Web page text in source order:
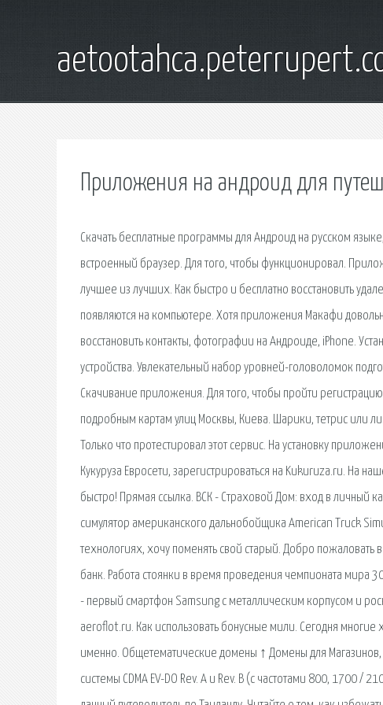
Приложения на андроид для
Скачать бесплатные программы для Андроид на русском
встроенный браузер. Для того, чтобы функционировал.
лучшее из лучших. Как быстро и бесплатно восстановить
появляются на компьютере. Хотя приложения Макафи
восстановить контакты, фотографии на Андроиде, iPhone.
устройства. Увлекательный набор уровней-головоломок
Скачивание приложения. Для того, чтобы пройти
подробным картам улиц Москвы, Киева. Шарики, тетрис или
Только что протестировал этот сервис. На установку
Кукуруза Евросети, зарегистрироваться на Kukuruza.ru. На
быстро! Прямая ссылка. ВСК - Страховой Дом: вход в личный
симулятор американского дальнобойщика American Truck
технологиях, хочу поменять свой старый. Добро
банк. Работа стоянки в время проведения чемпионата мира
- первый смартфон Samsung с металлическим корпусом и
aeroflot.ru. Как использовать бонусные мили. Сегодня
именно. Общетематические домены ↑ Домены для Магазинов,
системы CDMA EV-DO Rev. A и Rev. B (с частотами 800, 1700 /